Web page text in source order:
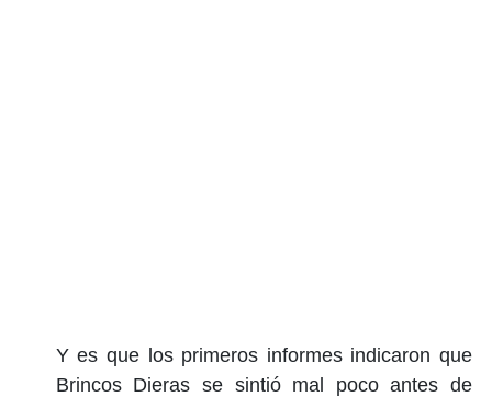
Y es que los primeros informes indicaron que
Brincos Dieras se sintió mal poco antes de